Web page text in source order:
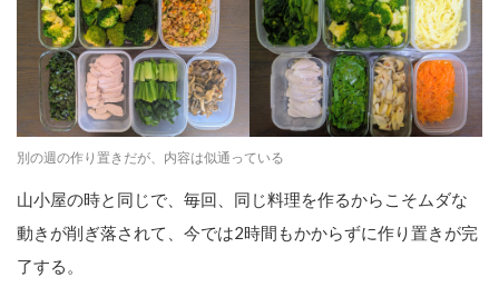
別の週の作り置きだが、内容は似通っている
山小屋の時と同じで、毎回、同じ料理を作るからこそムダな
動きが削ぎ落されて、今では2時間もかからずに作り置きが完
了する。